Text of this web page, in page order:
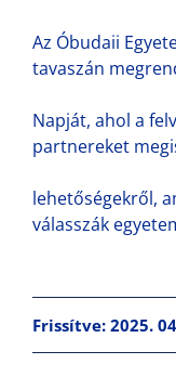
Az Óbudaii
tavaszán
Napját, ahol a
partnereket
lehetőségekről,
válasszák
Frissítve: 2025.